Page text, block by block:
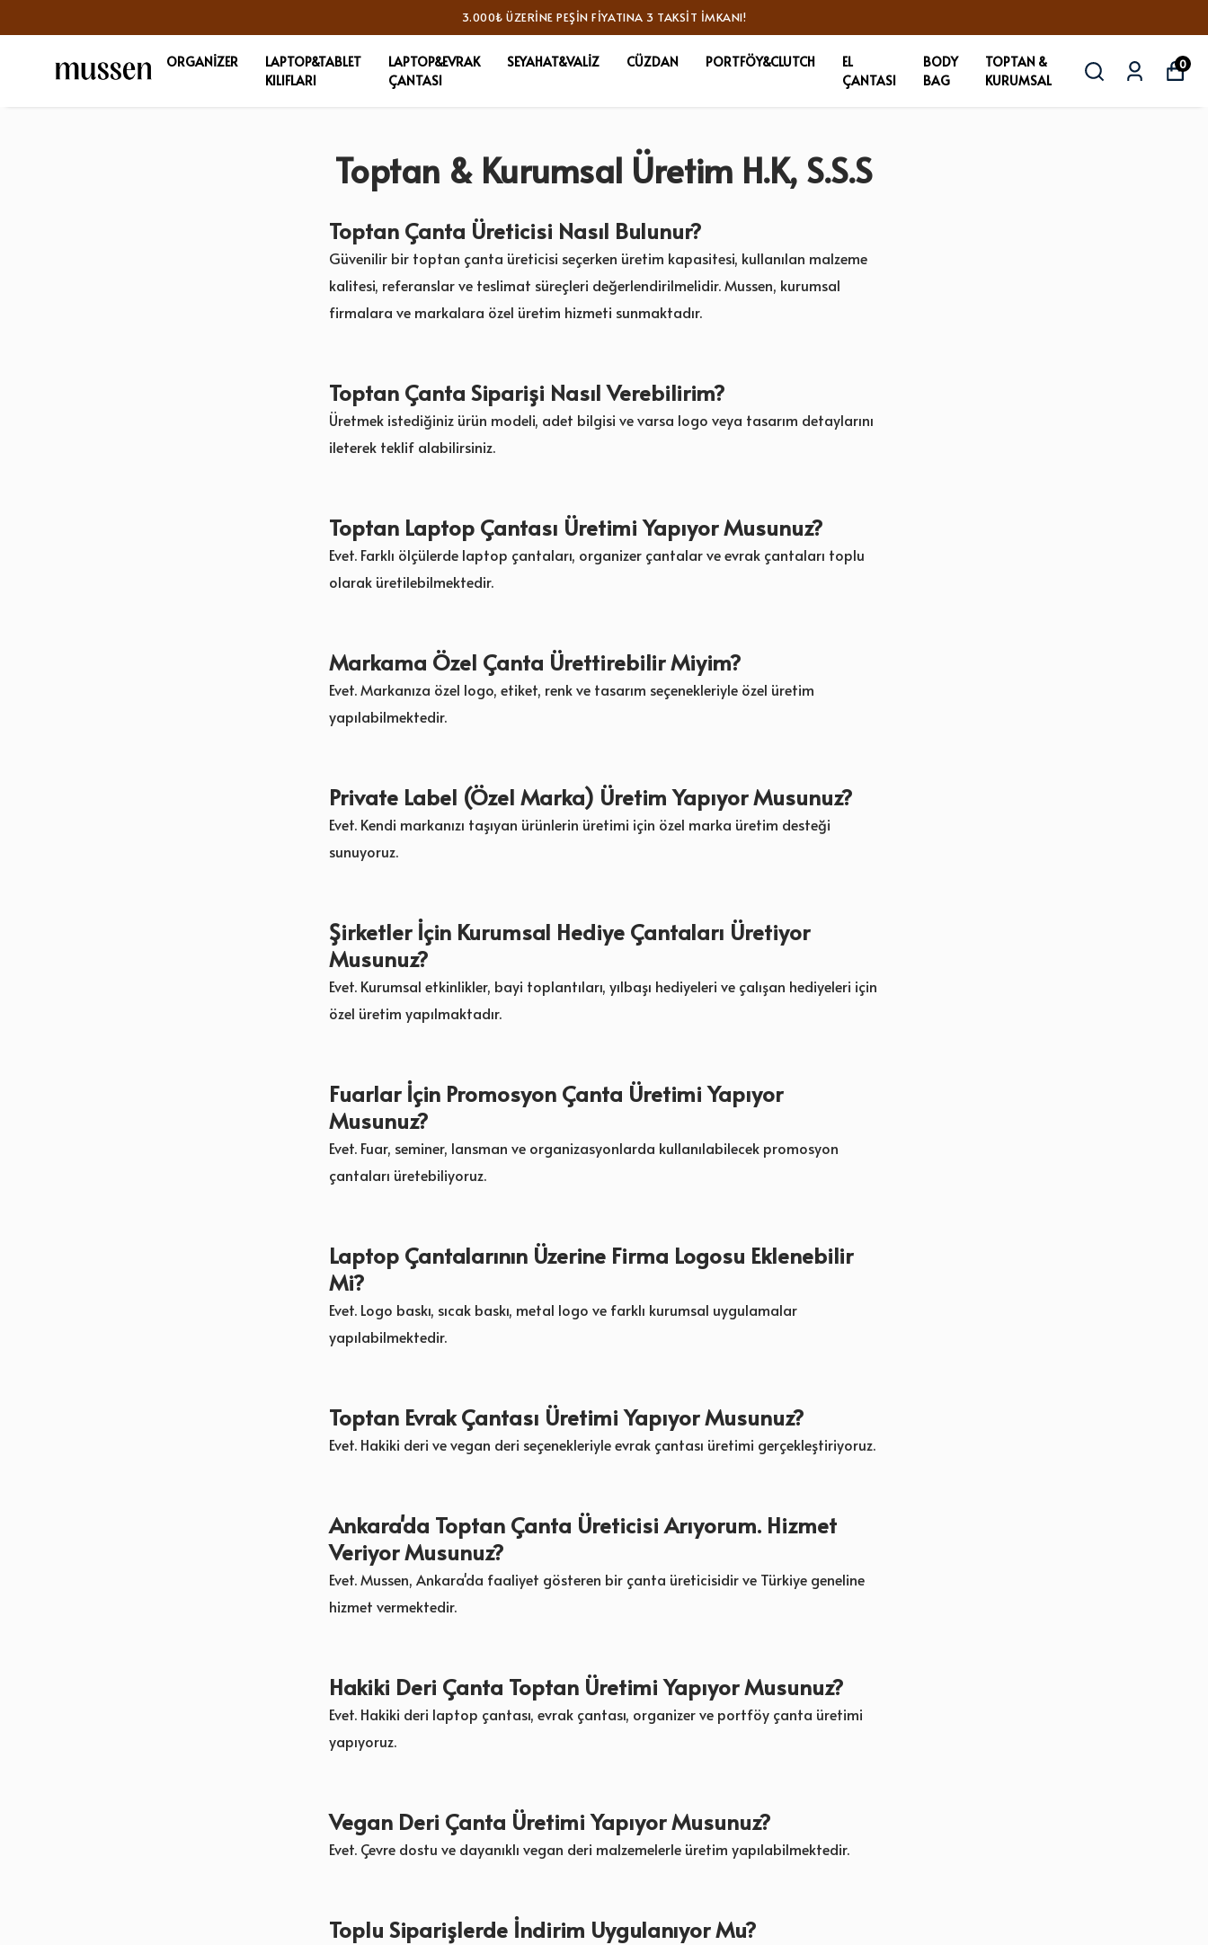
ORGANİZER
LAPTOP&TABLET
KILIFLARI
LAPTOP&EVRAK
ÇANTASI
SEYAHAT&VALİZ CÜZDAN PORTFÖY&CLUTCH
EL
ÇANTASI
BODY
BAG
TOPTAN &
KURUMSAL
0
Toptan & Kurumsal Üretim H.K, S.S.S
Toptan Çanta Üreticisi Nasıl Bulunur?
Güvenilir bir toptan çanta üreticisi seçerken üretim kapasitesi, kullanılan malzeme
kalitesi, referanslar ve teslimat süreçleri değerlendirilmelidir. Mussen, kurumsal
firmalara ve markalara özel üretim hizmeti sunmaktadır.
Toptan Çanta Siparişi Nasıl Verebilirim?
Üretmek istediğiniz ürün modeli, adet bilgisi ve varsa logo veya tasarım detaylarını
ileterek teklif alabilirsiniz.
Toptan Laptop Çantası Üretimi Yapıyor Musunuz?
Evet. Farklı ölçülerde laptop çantaları, organizer çantalar ve evrak çantaları toplu
olarak üretilebilmektedir.
Markama Özel Çanta Ürettirebilir Miyim?
Evet. Markanıza özel logo, etiket, renk ve tasarım seçenekleriyle özel üretim
yapılabilmektedir.
Private Label (Özel Marka) Üretim Yapıyor Musunuz?
Evet. Kendi markanızı taşıyan ürünlerin üretimi için özel marka üretim desteği
sunuyoruz.
Şirketler İçin Kurumsal Hediye Çantaları Üretiyor
Musunuz?
Evet. Kurumsal etkinlikler, bayi toplantıları, yılbaşı hediyeleri ve çalışan hediyeleri için
özel üretim yapılmaktadır.
Fuarlar İçin Promosyon Çanta Üretimi Yapıyor
Musunuz?
Evet. Fuar, seminer, lansman ve organizasyonlarda kullanılabilecek promosyon
çantaları üretebiliyoruz.
Laptop Çantalarının Üzerine Firma Logosu Eklenebilir
Mi?
Evet. Logo baskı, sıcak baskı, metal logo ve farklı kurumsal uygulamalar
yapılabilmektedir.
Toptan Evrak Çantası Üretimi Yapıyor Musunuz?
Evet. Hakiki deri ve vegan deri seçenekleriyle evrak çantası üretimi gerçekleştiriyoruz.
Ankara'da Toptan Çanta Üreticisi Arıyorum. Hizmet
Veriyor Musunuz?
Evet. Mussen, Ankara'da faaliyet gösteren bir çanta üreticisidir ve Türkiye geneline
hizmet vermektedir.
Hakiki Deri Çanta Toptan Üretimi Yapıyor Musunuz?
Evet. Hakiki deri laptop çantası, evrak çantası, organizer ve portföy çanta üretimi
yapıyoruz.
Vegan Deri Çanta Üretimi Yapıyor Musunuz?
Evet. Çevre dostu ve dayanıklı vegan deri malzemelerle üretim yapılabilmektedir.
Toplu Siparişlerde İndirim Uygulanıyor Mu?